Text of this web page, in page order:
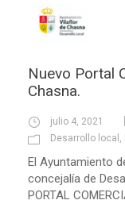
Nuevo Portal
Chasna.
julio 4, 2021
Desarrollo local ,
El Ayuntamiento
concejalía de
PORTAL